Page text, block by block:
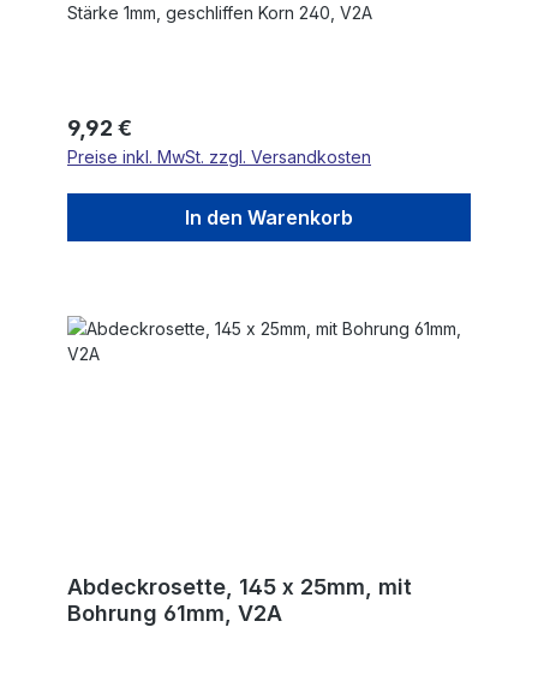
Stärke 1mm, geschliffen Korn 240, V2A
Regulärer Preis:
9,92 €
Preise inkl. MwSt. zzgl. Versandkosten
In den Warenkorb
Abdeckrosette, 145 x 25mm, mit
Bohrung 61mm, V2A